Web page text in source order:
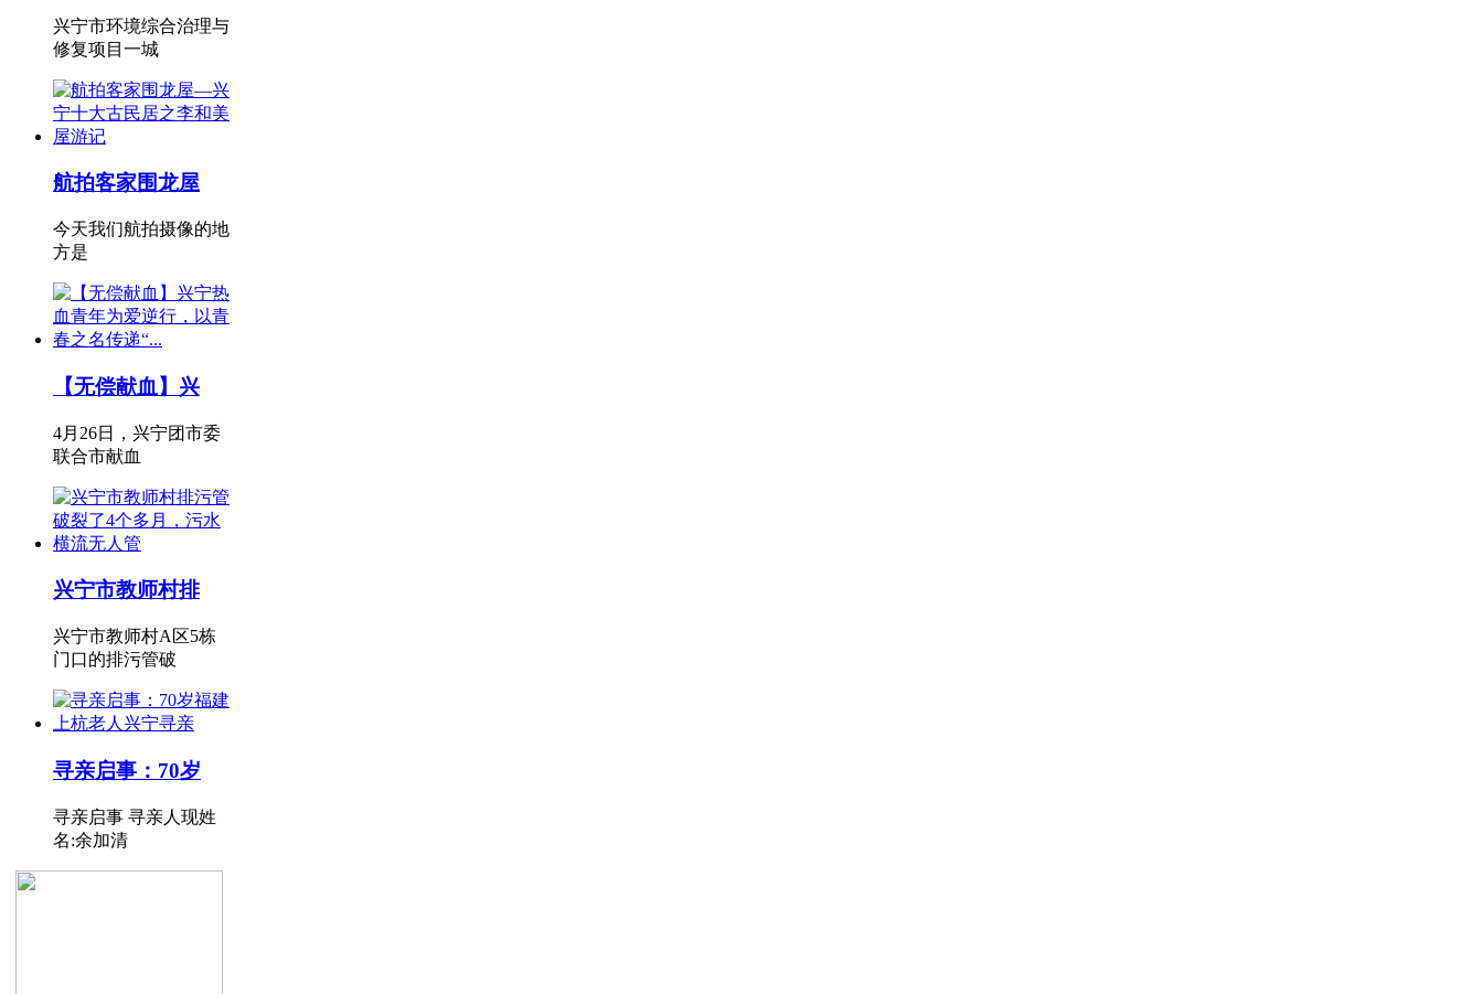
兴宁市环境综合治理与
修复项目一城
航拍客家围龙屋
今天我们航拍摄像的地
方是
【无偿献血】兴
4月26日，兴宁团市委
联合市献血
兴宁市教师村排
兴宁市教师村A区5栋
门口的排污管破
寻亲启事：70岁
寻亲启事 寻亲人现姓
名:余加清